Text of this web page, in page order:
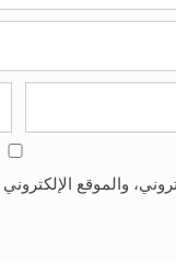
والموقع